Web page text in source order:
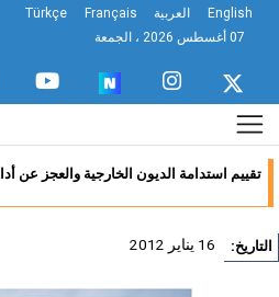
English العربية Français
Türkçe
تقييم استدامة الديون الخارجية والعجز عن أدائها
16 يناير 2012